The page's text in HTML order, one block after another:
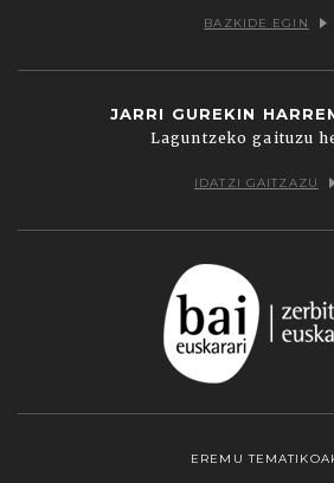
BAZKIDE EGIN
JARRI GUREKIN
Laguntzeko gaituzu
IDATZI GAITZAZU
EREMU